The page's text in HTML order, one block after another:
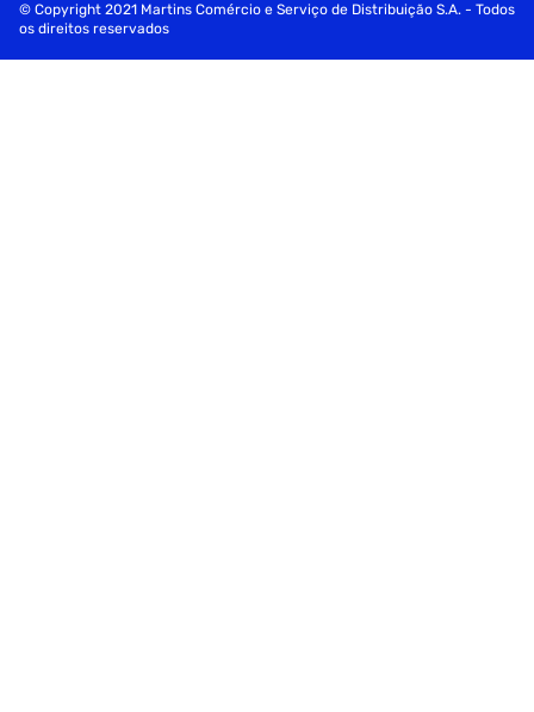
© Copyright 2021 Martins Comércio e Serviço de Distribuição S.A. - Todos
os direitos reservados